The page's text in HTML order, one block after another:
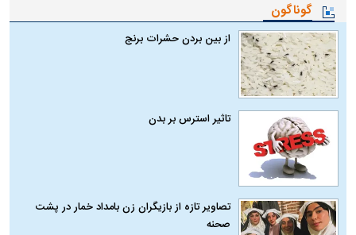
گوناگون
از بین بردن حشرات برنج
تاثیر استرس بر بدن
تصاویر تازه از بازیگران زن بامداد خمار در پشت
صحنه